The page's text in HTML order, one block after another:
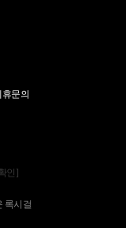
휴문의
인]
록시걸